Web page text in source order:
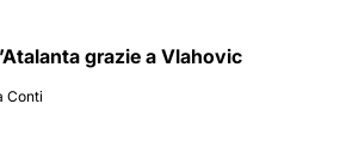
grazie a Vlahovic
Conti